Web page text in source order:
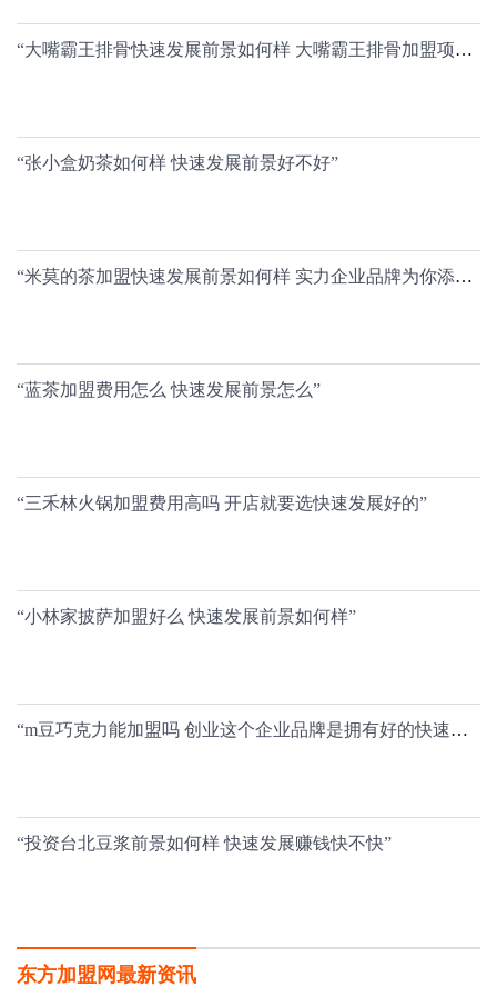
“大嘴霸王排骨快速发展前景如何样 大嘴霸王排骨加盟项目非常赚钱”
“张小盒奶茶如何样 快速发展前景好不好”
“米莫的茶加盟快速发展前景如何样 实力企业品牌为你添越来越多的金块”
“蓝茶加盟费用怎么 快速发展前景怎么”
“三禾林火锅加盟费用高吗 开店就要选快速发展好的”
“小林家披萨加盟好么 快速发展前景如何样”
“m豆巧克力能加盟吗 创业这个企业品牌是拥有好的快速发展前途”
“投资台北豆浆前景如何样 快速发展赚钱快不快”
东方加盟网最新资讯